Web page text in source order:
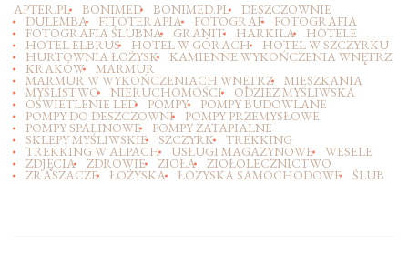
APTER.PL BONIMED BONIMED.PL DESZCZOWNIE
DULEMBA FITOTERAPIA FOTOGRAF FOTOGRAFIA
FOTOGRAFIA ŚLUBNA GRANIT HARKILA HOTELE
HOTEL ELBRUS HOTEL W GÓRACH HOTEL W SZCZYRKU
HURTOWNIA ŁOŻYSK KAMIENNE WYKOŃCZENIA WNĘTRZ
KRAKÓW MARMUR
MARMUR W WYKOŃCZENIACH WNĘTRZ MIESZKANIA
MYŚLISTWO NIERUCHOMOŚCI ODZIEZ MYŚLIWSKA
OŚWIETLENIE LED POMPY POMPY BUDOWLANE
POMPY DO DESZCZOWNI POMPY PRZEMYSŁOWE
POMPY SPALINOWE POMPY ZATAPIALNE
SKLEPY MYŚLIWSKIE SZCZYRK TREKKING
TREKKING W ALPACH USŁUGI MAGAZYNOWE WESELE
ZDJĘCIA ZDROWIE ZIOŁA ZIOŁOLECZNICTWO
ZRASZACZE ŁOŻYSKA ŁOŻYSKA SAMOCHODOWE ŚLUB